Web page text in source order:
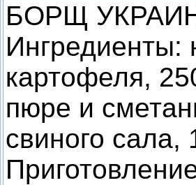
БОРЩ
Ингредиенты:
картофеля,
пюре и
свиного сала,